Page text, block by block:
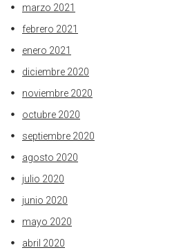
marzo 2021
febrero 2021
enero 2021
diciembre 2020
noviembre 2020
octubre 2020
septiembre 2020
agosto 2020
julio 2020
junio 2020
mayo 2020
abril 2020